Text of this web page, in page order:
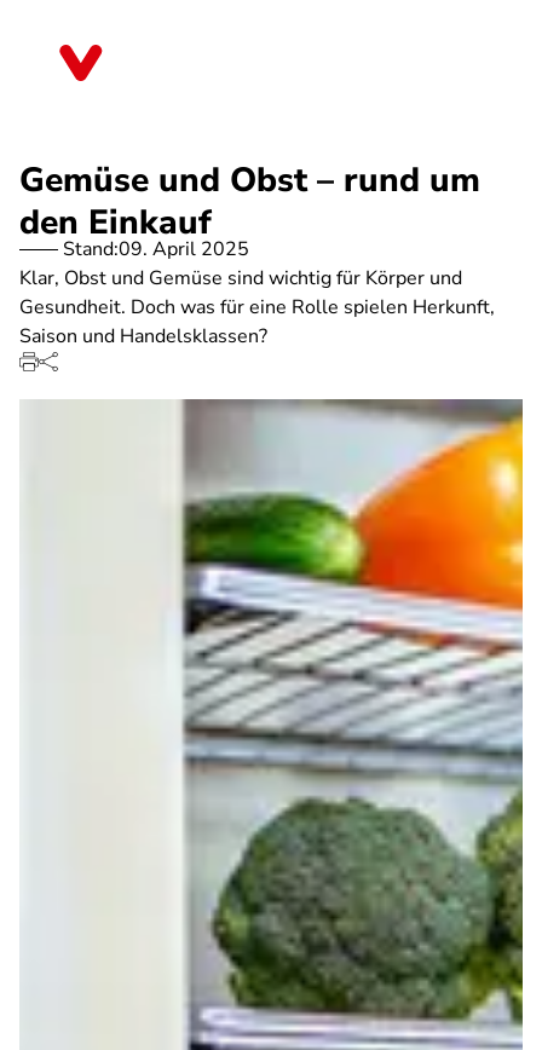
Gemüse und Obst – rund um
den Einkauf
Stand:09. April 2025
Klar, Obst und Gemüse sind wichtig für Körper und
Gesundheit. Doch was für eine Rolle spielen Herkunft,
Saison und Handelsklassen?